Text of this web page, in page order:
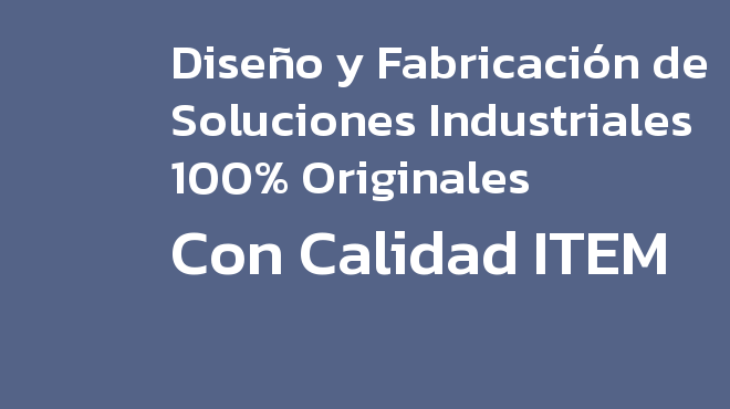
Diseño y Fabricación de
Soluciones Industriales
100% Originales
Con Calidad ITEM